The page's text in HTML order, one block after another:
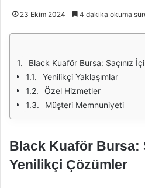
23 Ekim 2024 4 dakika okuma
Black Kuaför Bursa: Saçınız
Yenilikçi Yaklaşımlar
Özel Hizmetler
Müşteri Memnuniyeti
Black Kuaför Bursa:
Yenilikçi Çözümler